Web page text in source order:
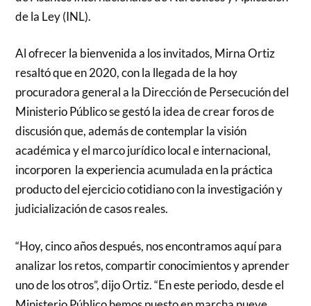
de la Ley (INL).
Al ofrecer la bienvenida a los invitados, Mirna Ortiz
resaltó que en 2020, con la llegada de la hoy
procuradora general a la Dirección de Persecución del
Ministerio Público se gestó la idea de crear foros de
discusión que, además de contemplar la visión
académica y el marco jurídico local e internacional,
incorporen la experiencia acumulada en la práctica
producto del ejercicio cotidiano con la investigación y
judicialización de casos reales.
“Hoy, cinco años después, nos encontramos aquí para
analizar los retos, compartir conocimientos y aprender
uno de los otros”, dijo Ortiz. “En este periodo, desde el